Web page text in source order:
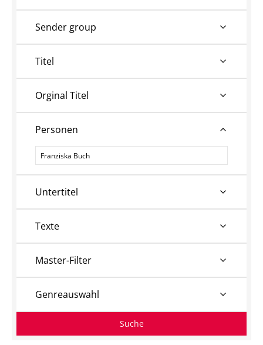
Sender group
Titel
Orginal Titel
Personen
Personen
Untertitel
Texte
Master-Filter
Genreauswahl
Suche